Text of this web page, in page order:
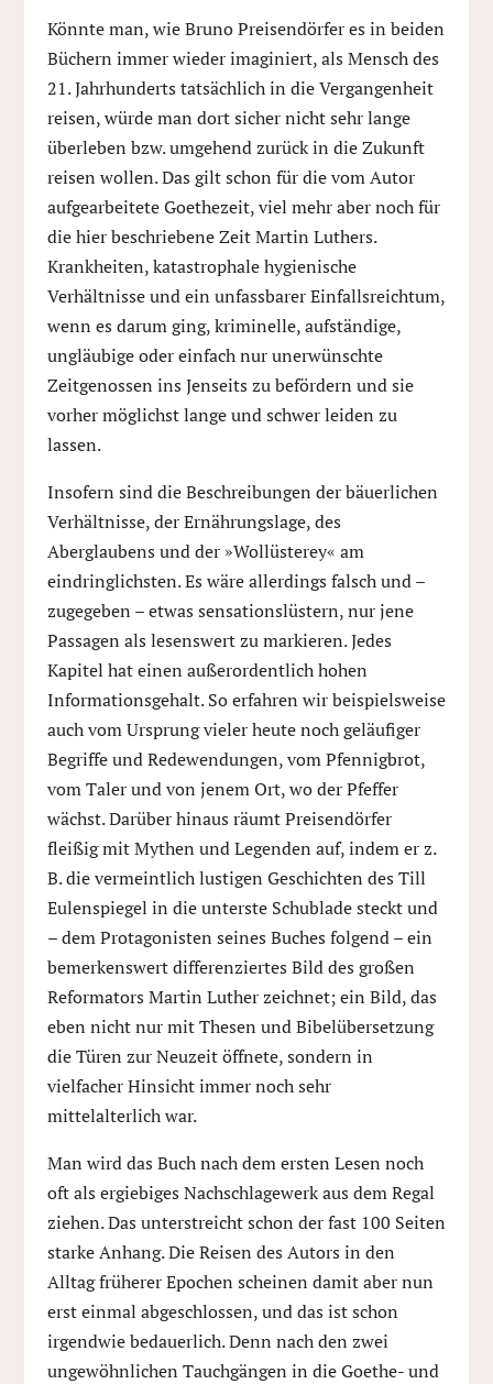
Könnte man, wie Bruno Preisendörfer es in beiden
Büchern immer wieder imaginiert, als Mensch des
21. Jahrhunderts tatsächlich in die Vergangenheit
reisen, würde man dort sicher nicht sehr lange
überleben bzw. umgehend zurück in die Zukunft
reisen wollen. Das gilt schon für die vom Autor
aufgearbeitete Goethezeit, viel mehr aber noch für
die hier beschriebene Zeit Martin Luthers.
Krankheiten, katastrophale hygienische
Verhältnisse und ein unfassbarer Einfallsreichtum,
wenn es darum ging, kriminelle, aufständige,
ungläubige oder einfach nur unerwünschte
Zeitgenossen ins Jenseits zu befördern und sie
vorher möglichst lange und schwer leiden zu
lassen.
Insofern sind die Beschreibungen der bäuerlichen
Verhältnisse, der Ernährungslage, des
Aberglaubens und der »Wollüsterey« am
eindringlichsten. Es wäre allerdings falsch und –
zugegeben – etwas sensationslüstern, nur jene
Passagen als lesenswert zu markieren. Jedes
Kapitel hat einen außerordentlich hohen
Informationsgehalt. So erfahren wir beispielsweise
auch vom Ursprung vieler heute noch geläufiger
Begriffe und Redewendungen, vom Pfennigbrot,
vom Taler und von jenem Ort, wo der Pfeffer
wächst. Darüber hinaus räumt Preisendörfer
fleißig mit Mythen und Legenden auf, indem er z.
B. die vermeintlich lustigen Geschichten des Till
Eulenspiegel in die unterste Schublade steckt und
– dem Protagonisten seines Buches folgend – ein
bemerkenswert differenziertes Bild des großen
Reformators Martin Luther zeichnet; ein Bild, das
eben nicht nur mit Thesen und Bibelübersetzung
die Türen zur Neuzeit öffnete, sondern in
vielfacher Hinsicht immer noch sehr
mittelalterlich war.
Man wird das Buch nach dem ersten Lesen noch
oft als ergiebiges Nachschlagewerk aus dem Regal
ziehen. Das unterstreicht schon der fast 100 Seiten
starke Anhang. Die Reisen des Autors in den
Alltag früherer Epochen scheinen damit aber nun
erst einmal abgeschlossen, und das ist schon
irgendwie bedauerlich. Denn nach den zwei
ungewöhnlichen Tauchgängen in die Goethe- und